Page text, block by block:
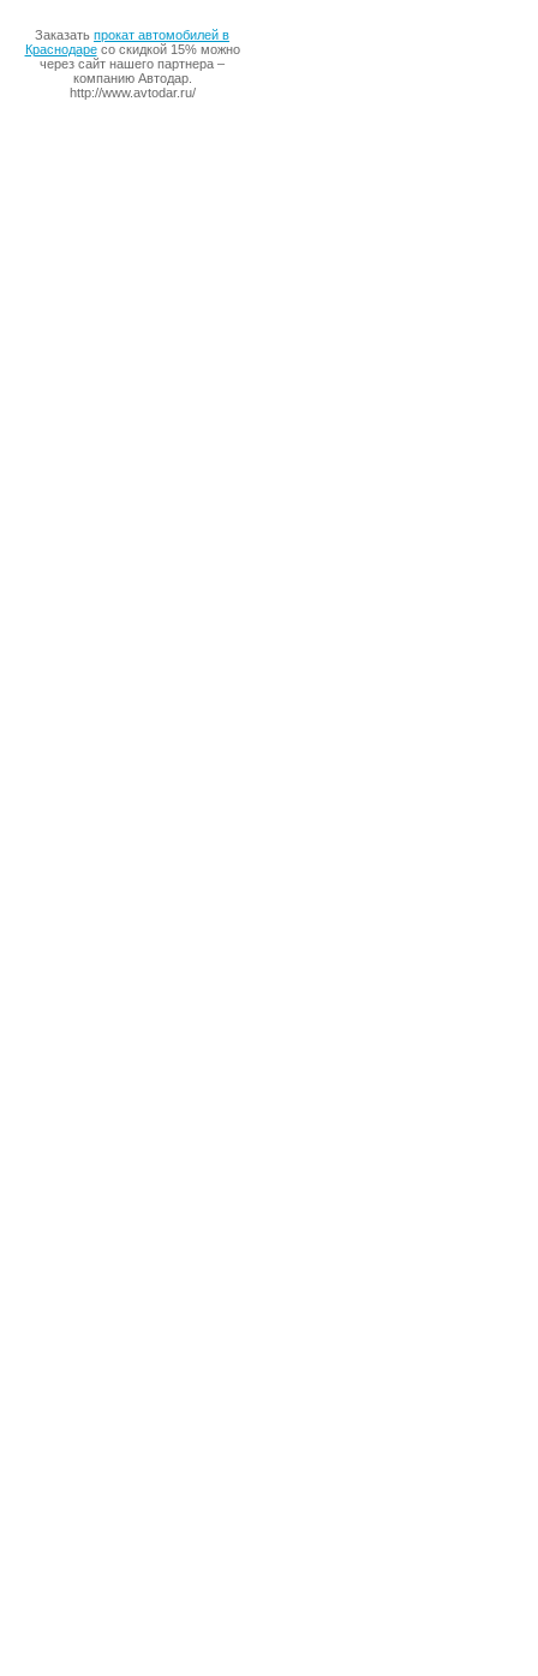
Заказать прокат автомобилей в
Краснодаресо скидкой 15% можно
через сайт нашего партнера –
компанию Автодар.
http://www.avtodar.ru/